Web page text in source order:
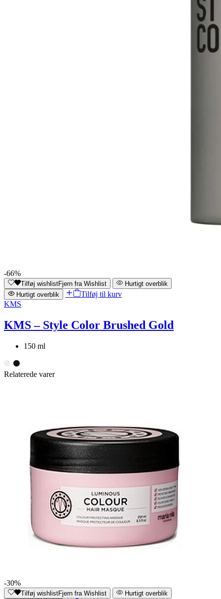
-66%
Tilføj wishlistFjern fra Wishlist
Hurtigt overblik
Hurtigt overblik
Tilføj til kurv
KMS
KMS – Style Color Brushed Gold
150 ml
Relaterede varer
-30%
Tilføj wishlistFjern fra Wishlist
Hurtigt overblik